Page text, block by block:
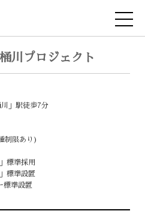
川プロジェクト
」駅徒歩7分
制限あり)
標準採用
標準設置
標準設置